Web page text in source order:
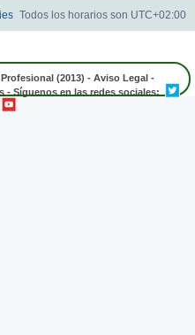
Todos los horarios son UTC+02:00
(2013) - Aviso Legal -
- Síguenos en las redes sociales: